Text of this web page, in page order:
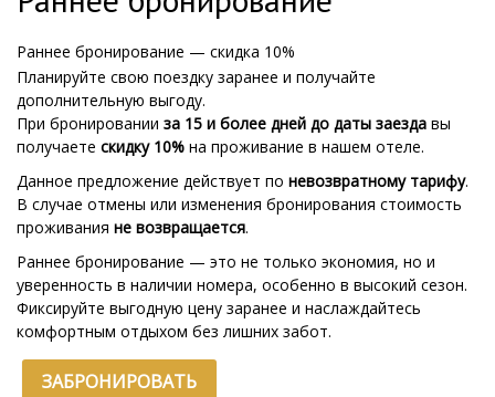
Раннее бронирование — скидка 10%
Планируйте свою поездку заранее и получайте
дополнительную выгоду.
При бронировании за 15 и более дней до даты заезда вы
получаете скидку 10% на проживание в нашем отеле.
Данное предложение действует по невозвратному тарифу.
В случае отмены или изменения бронирования стоимость
проживания не возвращается.
Раннее бронирование — это не только экономия, но и
уверенность в наличии номера, особенно в высокий сезон.
Фиксируйте выгодную цену заранее и наслаждайтесь
комфортным отдыхом без лишних забот.
ЗАБРОНИРОВАТЬ